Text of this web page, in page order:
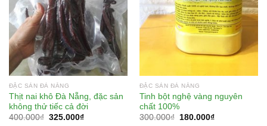
ĐẶC SẢN ĐÀ NẴNG
Thịt nai khô Đà Nẵng, đặc sản
không thử tiếc cả đời
400.000₫ 325.000₫
ĐẶC SẢN ĐÀ NẴNG
Tinh bột nghệ vàng nguyên
chất 100%
300.000₫ 180.000₫